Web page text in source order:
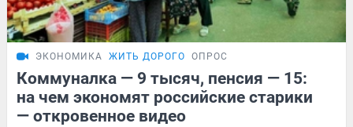
ЭКОНОМИКА ЖИТЬ ДОРОГО ОПРОС
Коммуналка — 9 тысяч, пенсия — 15:
на чем экономят российские старики
— откровенное видео